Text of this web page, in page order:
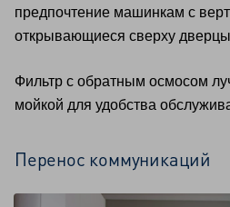
предпочтение машинкам с
открывающиеся сверху
Фильтр с обратным осмосом
мойкой для удобства
Перенос коммуникаций